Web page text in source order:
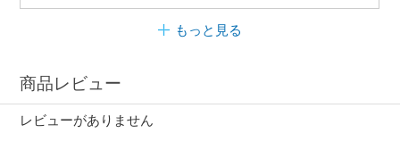
もっと見る
商品レビュー
レビューがありません